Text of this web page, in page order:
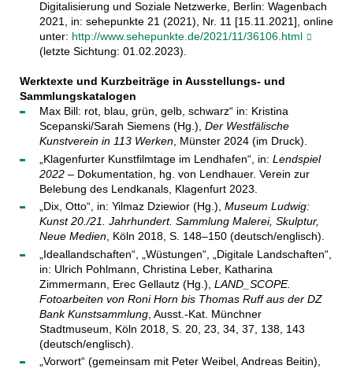
Digitalisierung und Soziale Netzwerke, Berlin: Wagenbach
2021, in: sehepunkte 21 (2021), Nr. 11 [15.11.2021], online
unter: http://www.sehepunkte.de/2021/11/36106.html
(letzte Sichtung: 01.02.2023).
Werktexte und Kurzbeiträge in Ausstellungs- und
Sammlungskatalogen
Max Bill: rot, blau, grün, gelb, schwarz“ in: Kristina
Scepanski/Sarah Siemens (Hg.), Der Westfälische
Kunstverein in 113 Werken, Münster 2024 (im Druck).
„Klagenfurter Kunstfilmtage im Lendhafen“, in: Lendspiel
2022– Dokumentation, hg. von Lendhauer. Verein zur
Belebung des Lendkanals, Klagenfurt 2023.
„Dix, Otto“, in: Yilmaz Dziewior (Hg.), Museum Ludwig:
Kunst 20./21. Jahrhundert. Sammlung Malerei, Skulptur,
Neue Medien, Köln 2018, S. 148–150 (deutsch/englisch).
„Ideallandschaften“, „Wüstungen“, „Digitale Landschaften“,
in: Ulrich Pohlmann, Christina Leber, Katharina
Zimmermann, Erec Gellautz (Hg.), LAND_SCOPE.
Fotoarbeiten von Roni Horn bis Thomas Ruff aus der DZ
Bank Kunstsammlung, Ausst.-Kat. Münchner
Stadtmuseum, Köln 2018, S. 20, 23, 34, 37, 138, 143
(deutsch/englisch).
„Vorwort“ (gemeinsam mit Peter Weibel, Andreas Beitin),